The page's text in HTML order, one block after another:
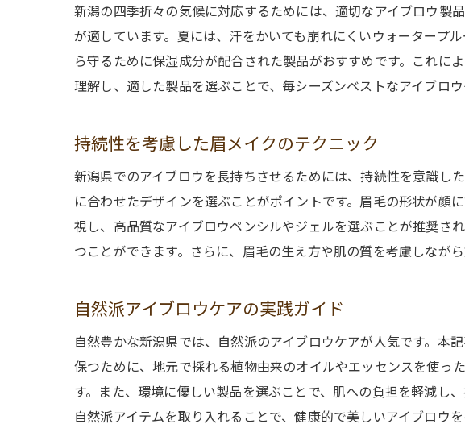
持続
新潟
長く
新潟
新潟県の伝
伝統
地元
新旧
美しい眉
地域
新潟の四季折々の気候に対応するためには、適切なアイブロウ製
が適しています。夏には、汗をかいても崩れにくいウォータープ
ら守るために保湿成分が配合された製品がおすすめです。これに
理解し、適した製品を選ぶことで、毎シーズンベストなアイブロウ
持続性を考慮した眉メイクのテクニック
新潟県でのアイブロウを長持ちさせるためには、持続性を意識し
に合わせたデザインを選ぶことがポイントです。眉毛の形状が顔
視し、高品質なアイブロウペンシルやジェルを選ぶことが推奨さ
つことができます。さらに、眉毛の生え方や肌の質を考慮しなが
自然派アイブロウケアの実践ガイド
自然豊かな新潟県では、自然派のアイブロウケアが人気です。本
保つために、地元で採れる植物由来のオイルやエッセンスを使っ
す。また、環境に優しい製品を選ぶことで、肌への負担を軽減し
自然派アイテムを取り入れることで、健康的で美しいアイブロウ